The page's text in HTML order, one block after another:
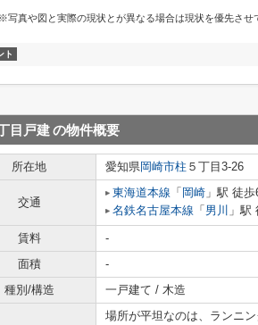
※写真や図と実際の現状とが異なる場合は現状を優先させ
ト
目戸建の物件概要
所在地 愛知県岡崎市柱 ５丁目3-26
交通
東海道本線 「 岡崎 」駅 徒歩
名鉄名古屋本線 「 男川 」駅
賃料 -
面積
-
種別/構造
一戸建て / 木造
場所が平坦なのは、ランニ